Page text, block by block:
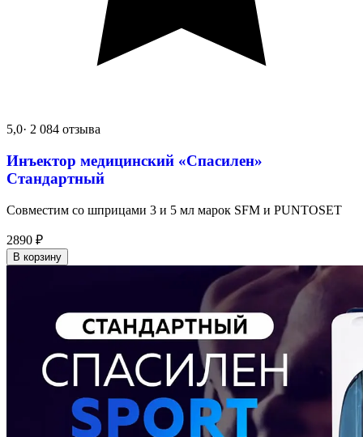
5,0· 2 084 отзыва
Инъектор медицинский «Спасилен»
Стандартный
Совместим со шприцами 3 и 5 мл марок SFM и PUNTOSET
2890 ₽
В корзину